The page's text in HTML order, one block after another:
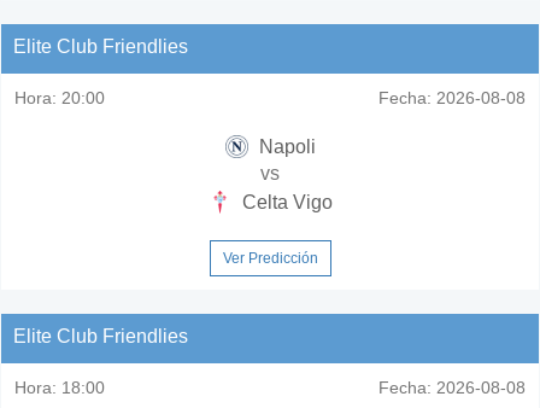
Elite Club Friendlies
Hora: 20:00 Fecha: 2026-08-08
Napoli
vs
Celta Vigo
Ver Predicción
Elite Club Friendlies
Hora: 18:00 Fecha: 2026-08-08